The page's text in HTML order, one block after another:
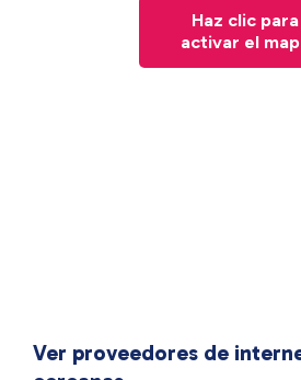
Haz clic para
activar el
Ver proveedores de